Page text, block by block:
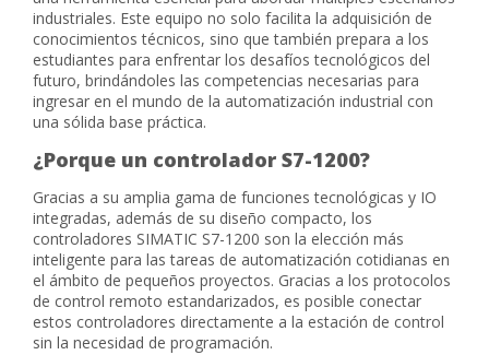
industriales. Este equipo no solo facilita la adquisición de
conocimientos técnicos, sino que también prepara a los
estudiantes para enfrentar los desafíos tecnológicos del
futuro, brindándoles las competencias necesarias para
ingresar en el mundo de la automatización industrial con
una sólida base práctica.
¿Porque un controlador S7-1200?
Gracias a su amplia gama de funciones tecnológicas y IO
integradas, además de su diseño compacto, los
controladores SIMATIC S7-1200 son la elección más
inteligente para las tareas de automatización cotidianas en
el ámbito de pequeños proyectos. Gracias a los protocolos
de control remoto estandarizados, es posible conectar
estos controladores directamente a la estación de control
sin la necesidad de programación.